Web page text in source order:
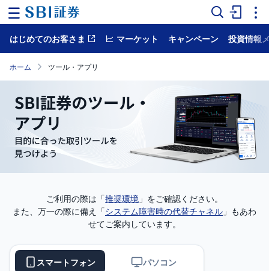
ー
ム
ー
ケ
ッ
ト
NISA
式
国
株
式
はじめてのお客さま マーケット キャンペーン 投資情報
ホーム ツール・アプリ
ご利用の際は「推奨環境 」をご確認ください。
また、万一の際に備え「システム障害時の代替チャネル 」もあわ
せてご案内しています。
スマートフォン パソコン